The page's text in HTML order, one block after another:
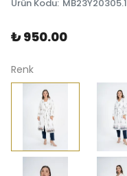
Ürün Kodu: MB23Y20305.1
₺ 950.00
Renk